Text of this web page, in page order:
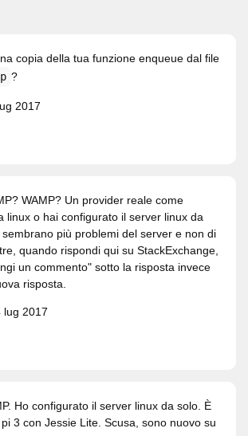
copia della tua funzione enqueue dal file
?
2017
WAMP? Un provider reale come
linux o hai configurato il server linux da
più problemi del server e non di
quando rispondi qui su StackExchange,
un commento" sotto la risposta invece
risposta.
lug 2017
Ho configurato il server linux da solo. È
3 con Jessie Lite. Scusa, sono nuovo su